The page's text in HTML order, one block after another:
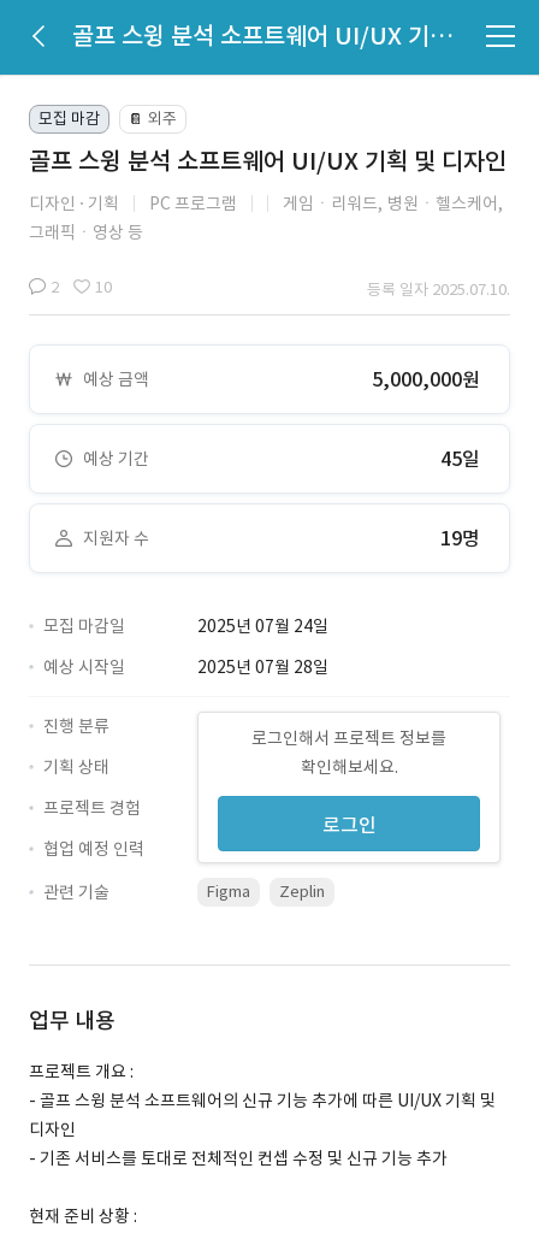
골프 스윙 분석 소프트웨어 UI/UX 기획 및 디자인
모집 마감 📔 외주
골프 스윙 분석 소프트웨어 UI/UX 기획 및 디자인
디자인 기획 PC 프로그램 게임ㆍ리워드, 병원ㆍ헬스케어,
그래픽ㆍ영상 등
2 10 등록 일자 2025.07.10.
예상 금액 5,000,000원
예상 기간 45일
지원자 수 19명
모집 마감일
2025년 07월 24일
예상 시작일
2025년 07월 28일
로그인해서 프로젝트 정보를
확인해보세요.
로그인
진행 분류
기획 상태
프로젝트 경험
협업 예정 인력
관련 기술
Figma Zeplin
업무 내용
프로젝트 개요 :
- 골프 스윙 분석 소프트웨어의 신규 기능 추가에 따른 UI/UX 기획 및
디자인
- 기존 서비스를 토대로 전체적인 컨셉 수정 및 신규 기능 추가
현재 준비 상황 :